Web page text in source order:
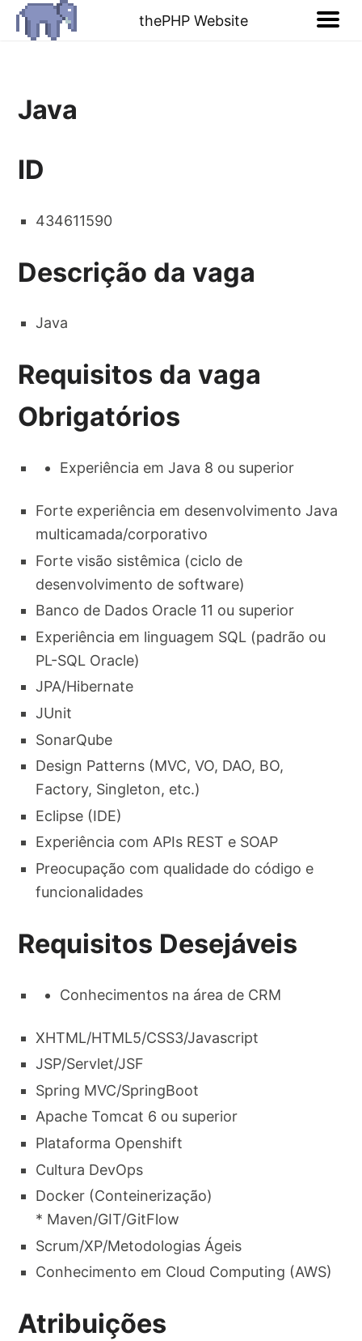
thePHP Website
Java
ID
434611590
Descrição da vaga
Java
Requisitos da vaga
Obrigatórios
Experiência em Java 8 ou superior​
Forte experiência em desenvolvimento Java
multicamada/corporativo​
Forte visão sistêmica (ciclo de
desenvolvimento de software)​
Banco de Dados Oracle 11 ou superior​
Experiência em linguagem SQL (padrão ou
PL-SQL Oracle)​
JPA/Hibernate​
JUnit​
SonarQube​
Design Patterns (MVC, VO, DAO, BO,
Factory, Singleton, etc.)​
Eclipse (IDE)​
Experiência com APIs REST e SOAP​
Preocupação com qualidade do código e
funcionalidades​
Requisitos Desejáveis
Conhecimentos na área de CRM​
XHTML/HTML5/CSS3/Javascript​
JSP/Servlet/JSF​
Spring MVC/SpringBoot​
Apache Tomcat 6 ou superior​
Plataforma Openshift​
Cultura DevOps​
Docker (Conteinerização)​
* Maven/GIT/GitFlow​
Scrum/XP/Metodologias Ágeis​
Conhecimento em Cloud Computing (AWS)​
Atribuições